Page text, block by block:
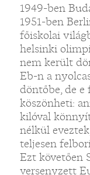
1949-ben
1951-ben
főiskolai
helsinki
nem került
Eb-n a
döntőbe, de e
köszönheti:
kilóval
nélkül
teljesen
Ezt követően
versenyzett